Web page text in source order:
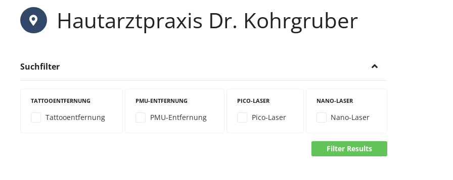
Hautarztpraxis Dr. Kohrgruber
Suchfilter
TATTOOENTFERNUNG
Tattooentfernung
PMU-ENTFERNUNG
PMU-Entfernung
PICO-LASER
Pico-Laser
NANO-LASER
Nano-Laser
Filter Results